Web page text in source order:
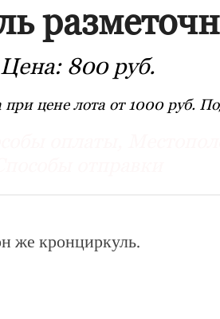
Цена: 800 руб.
цене лота от 1000 руб.
же кронциркуль.